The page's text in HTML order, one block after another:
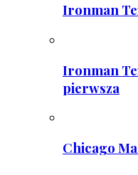
Ironman
Ironman
pierwsza
Chicago